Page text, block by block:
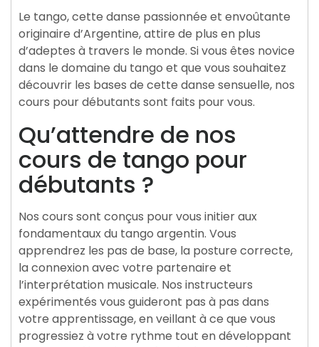
Le tango, cette danse passionnée et envoûtante
originaire d’Argentine, attire de plus en plus
d’adeptes à travers le monde. Si vous êtes novice
dans le domaine du tango et que vous souhaitez
découvrir les bases de cette danse sensuelle, nos
cours pour débutants sont faits pour vous.
Qu’attendre de nos
cours de tango pour
débutants ?
Nos cours sont conçus pour vous initier aux
fondamentaux du tango argentin. Vous
apprendrez les pas de base, la posture correcte,
la connexion avec votre partenaire et
l’interprétation musicale. Nos instructeurs
expérimentés vous guideront pas à pas dans
votre apprentissage, en veillant à ce que vous
progressiez à votre rythme tout en développant